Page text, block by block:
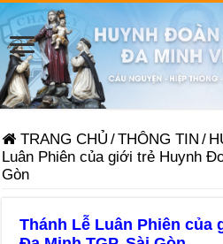
TRANG CHỦ /THÔNG TIN /
Luân Phiên của giới trẻ Huynh
Gòn
Thánh Lễ Luân Phiên của